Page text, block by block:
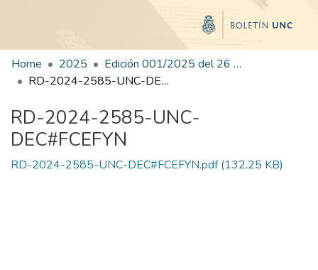
Home 2025
Edición 001/2025 del 26 de mayo de 2025
RD-2024-2585-UNC-DEC#FCEFYN
RD-2024-2585-UNC-
DEC#FCEFYN
RD-2024-2585-UNC-DEC#FCEFYN.pdf(132.25 KB)